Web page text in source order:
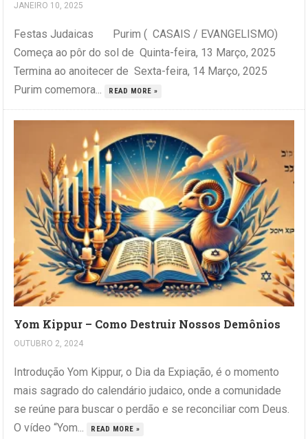
JANEIRO 10, 2025
Festas Judaicas Purim ( CASAIS / EVANGELISMO)
Começa ao pôr do sol de Quinta-feira, 13 Março, 2025
Termina ao anoitecer de Sexta-feira, 14 Março, 2025
Purim comemora...
READ MORE »
Yom Kippur – Como Destruir Nossos Demônios
OUTUBRO 2, 2024
Introdução Yom Kippur, o Dia da Expiação, é o momento
mais sagrado do calendário judaico, onde a comunidade
se reúne para buscar o perdão e se reconciliar com Deus.
O vídeo “Yom...
READ MORE »